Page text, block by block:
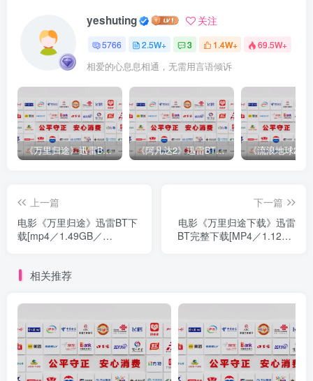
yeshuting 关注
5766 2.5W+ 3 1.4W+ 69.5W+
相爱的心息息相通，无需用言语倾诉
《万里归途》迅雷BT完整下载[mp3／3.14GB／2.15GB 《阿凡达2》迅雷BT完整下载[MP4／3.12GB／5.35GB]中
上一篇
电影《万里归途》迅雷BT下
载[mp4／1.49GB／
下一篇
电影《万里归途下载》迅雷
BT完整下载[MP4／1.12GB
相关推荐